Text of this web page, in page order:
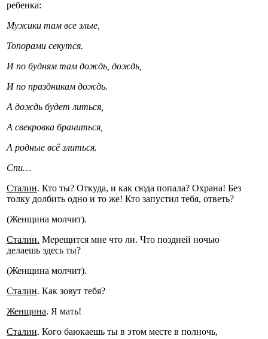
ребенка:
Мужики там все злые,
Топорами секутся.
И по будням там дождь, дождь,
И по праздникам дождь.
А дождь будет литься,
А свекровка браниться,
А родные всё злиться.
Спи…
Сталин. Кто ты? Откуда, и как сюда попала? Охрана! Без
толку долбить одно и то же! Кто запустил тебя, ответь?
(Женщина молчит).
Сталин. Мерещится мне что ли. Что поздней ночью
делаешь здесь ты?
(Женщина молчит).
Сталин. Как зовут тебя?
Женщина. Я мать!
Сталин. Кого баюкаешь ты в этом месте в полночь,